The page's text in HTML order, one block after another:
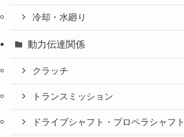
冷却・水廻り
動力伝達関係
クラッチ
トランスミッション
ドライブシャフト・プロペラシャフト